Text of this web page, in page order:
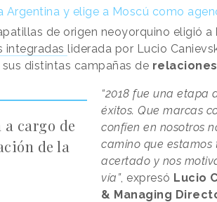
Argentina y elige a Moscú como
de origen neoyorquino eligió a
integradas liderada por Lucio
distintas campañas de relaciones
a cargo de
de la
“2018 fue una etapa
éxitos. Que marcas
confíen en nosotros
camino que estamos
acertado y nos
vía”, expresó Lucio
& Managing